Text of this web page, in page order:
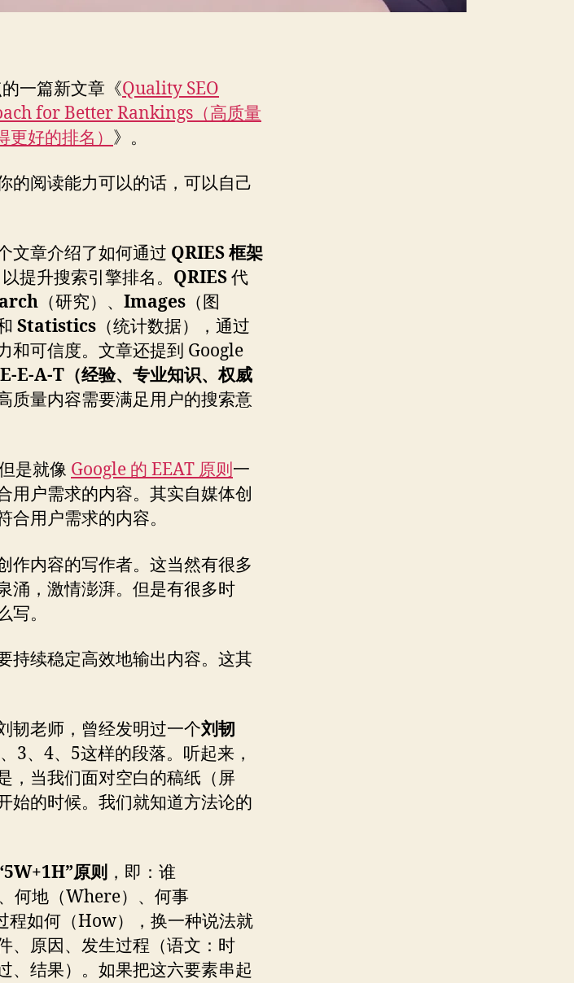
一篇新文章《Quality SEO
for Better Rankings（高质量
好的排名） 》。
的阅读能力可以的话，可以自己
文章介绍了如何通过 QRIES 框架
提升搜索引擎排名。 QRIES代
（研究）、 Images （图
Statistics （统计数据），通过
和可信度。文章还提到 Google
E-E-A-T（经验、专业知识、权威
质量内容需要满足用户的搜索意
是就像 Google 的 EEAT 原则 一
用户需求的内容。其实自媒体创
用户需求的内容。
作内容的写作者。这当然有很多
涌，激情澎湃。但是有很多时
。
持续稳定高效地输出内容。这其
韧老师，曾经发明过一个刘韧
3、4、5这样的段落。听起来，
，当我们面对空白的稿纸（屏
始的时候。我们就知道方法论的
原则 ，即：谁
何地（Where）、何事
程如何（How），换一种说法就
、原因、发生过程（语文：时
、结果）。如果把这六要素串起